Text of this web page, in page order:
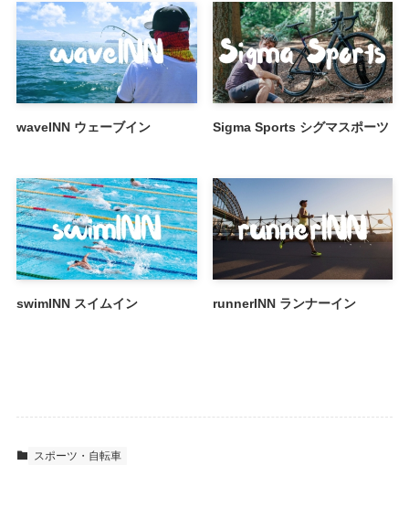
waveINN ウェーブイン Sigma Sports シグマスポーツ
swimINN スイムイン runnerINN ランナーイン
スポーツ・自転車